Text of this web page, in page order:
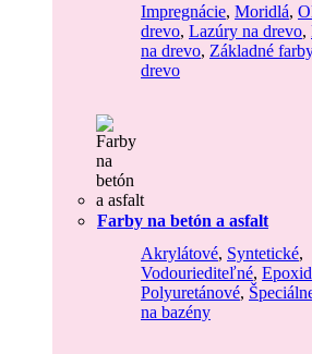
Impregnácie, Moridlá,
drevo, Lazúry na drevo,
na drevo, Základné
drevo
Farby na betón a asfalt
Akrylátové, Syntetické,
Vodouriediteľné,
Polyuretánové,
na bazény